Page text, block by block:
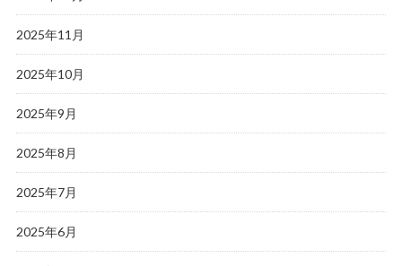
2025年11月
2025年10月
2025年9月
2025年8月
2025年7月
2025年6月